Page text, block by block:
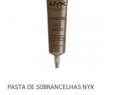
PASTA DE SOBRANCELHAS NYX